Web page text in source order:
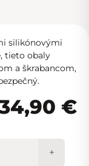
silikónovými
tieto obaly
a škrabancom,
€
+